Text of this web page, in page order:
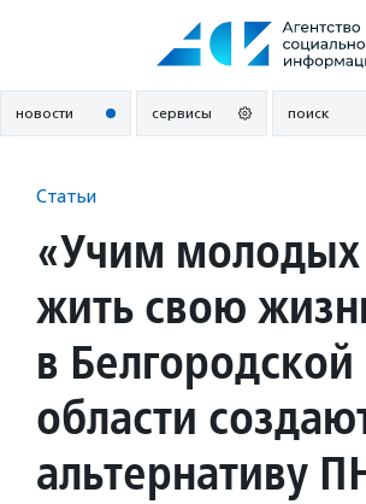
новости сервисы поиск
Статьи
«Учим
жить свою
в Белгородской
области
альтернативу